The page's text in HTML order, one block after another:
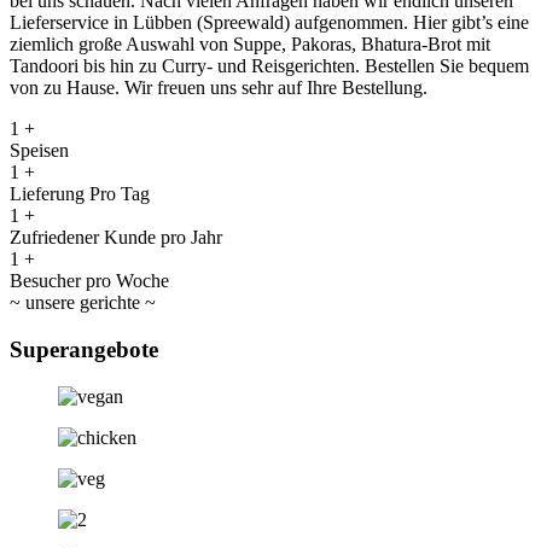
Lieferservice in Lübben (Spreewald) aufgenommen. Hier gibt’s eine
ziemlich große Auswahl von Suppe, Pakoras, Bhatura-Brot mit
Tandoori bis hin zu Curry- und Reisgerichten. Bestellen Sie bequem
von zu Hause. Wir freuen uns sehr auf Ihre Bestellung.
1 +
Speisen
1 +
Lieferung Pro Tag
1 +
Zufriedener Kunde pro Jahr
1 +
Besucher pro Woche
~ unsere gerichte ~
Superangebote